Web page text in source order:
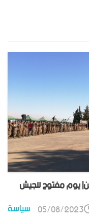
يوم مفتوح للجيش
سياسة 05/08/2023